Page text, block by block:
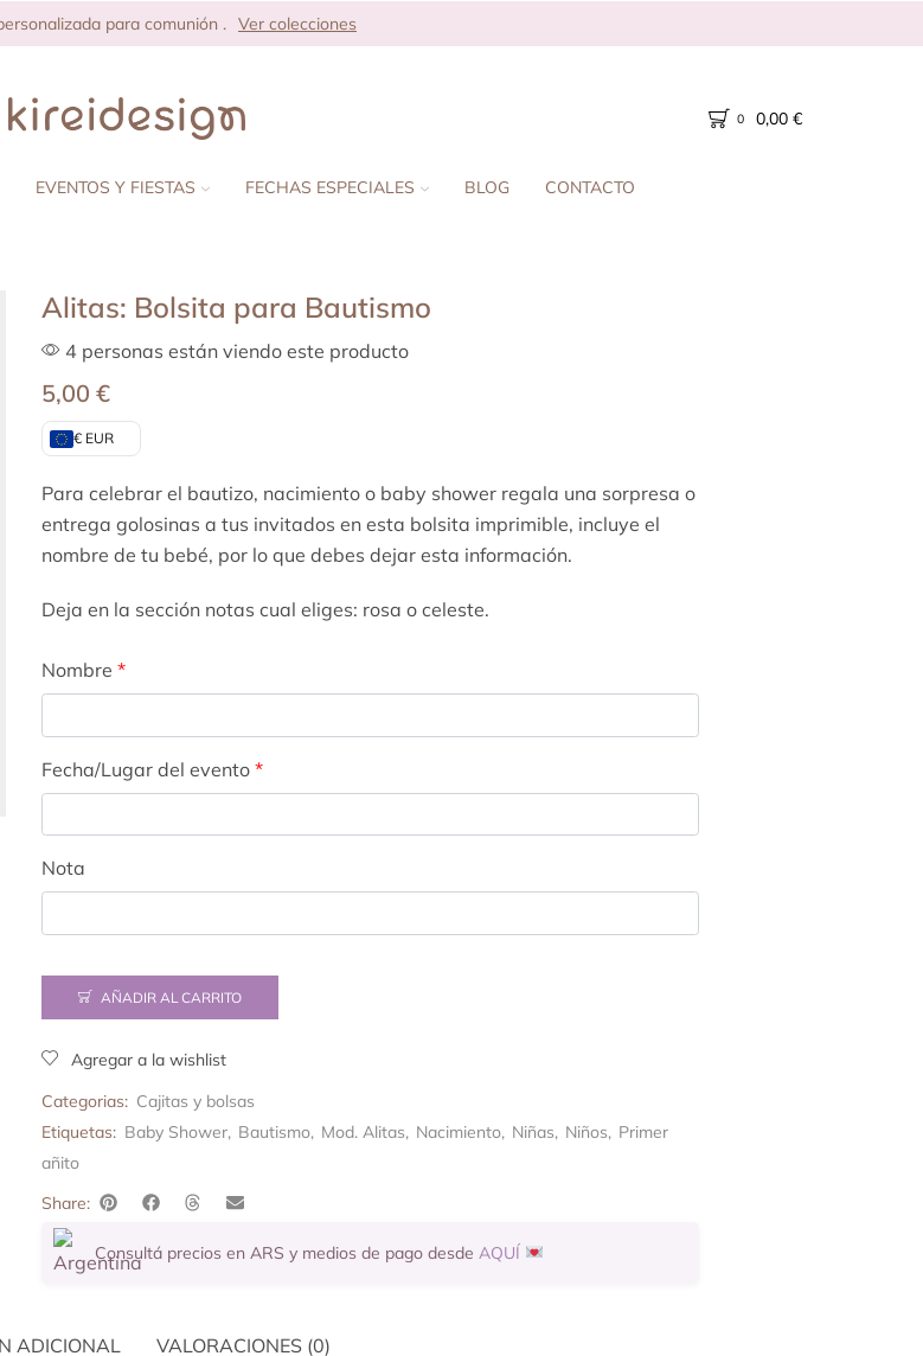
para comunión . Ver colecciones
0 0,00 €
EVENTOS Y FIESTAS FECHAS ESPECIALES BLOG CONTACTO
Alitas: Bolsita para Bautismo
4 personas están viendo este producto
5,00 €
€ EUR
Para celebrar el bautizo, nacimiento o baby shower regala una sorpresa o
entrega golosinas a tus invitados en esta bolsita imprimible, incluye el
nombre de tu bebé, por lo que debes dejar esta información.
Deja en la sección notas cual eliges: rosa o celeste.
Nombre *
Fecha/Lugar del evento *
Nota
AÑADIR AL CARRITO
Agregar a la wishlist
Categorias: Cajitas y bolsas
Etiquetas: Baby Shower, Bautismo, Mod. Alitas, Nacimiento, Niñas, Niños, Primer
añito
Share:
Consultá precios en ARS y medios de pago desde AQUÍ
ADICIONAL VALORACIONES (0)